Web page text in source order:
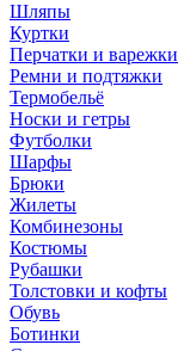
Шляпы
Куртки
Перчатки и варежки
Ремни и подтяжки
Термобельё
Носки и гетры
Футболки
Шарфы
Брюки
Жилеты
Комбинезоны
Костюмы
Рубашки
Толстовки и кофты
Обувь
Ботинки